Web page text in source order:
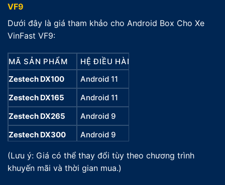
VF9
Dưới đây là giá tham khảo cho Android Box Cho Xe
VinFast VF9:
MÃ SẢN PHẨM HỆ ĐIỀU HÀNH
Zestech DX100
Android 11
Zestech DX165
Android 11
Zestech DX265
Android 9
Zestech DX300
Android 9
Zestech DX350
Android 10 4GB 64GB
Zestech DX14 Pro Android 12
(Lưu ý: Giá có thể thay đổi tùy theo chương trình
khuyến mãi và thời gian mua.)